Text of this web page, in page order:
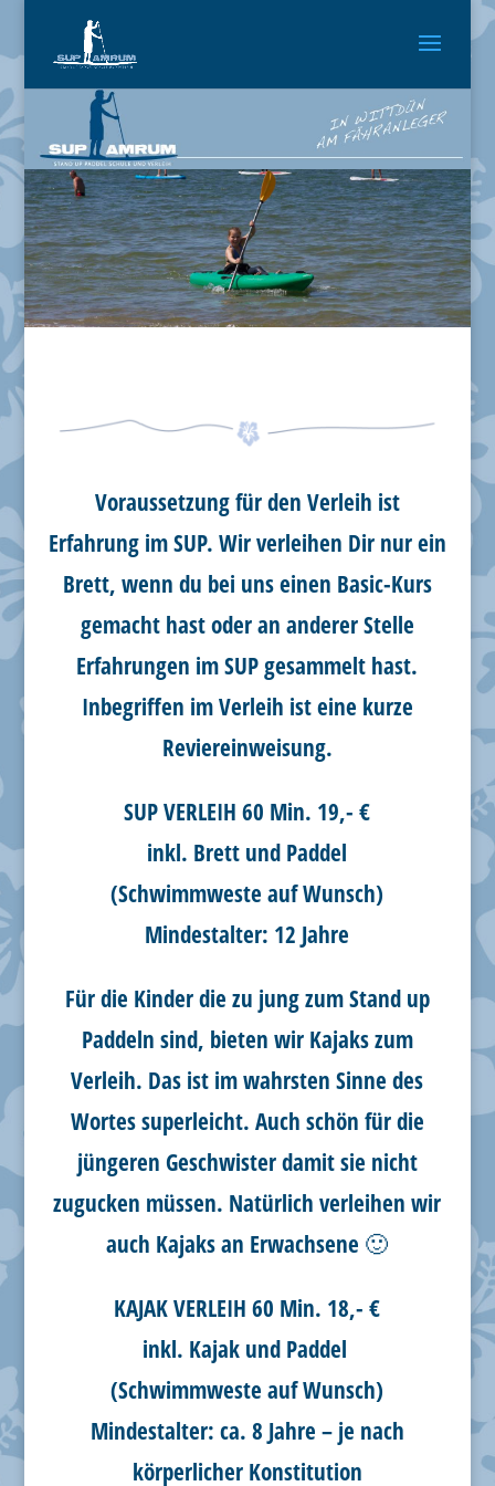
Kajakverleih
Voraussetzung für den Verleih ist
Erfahrung im SUP. Wir verleihen Dir nur ein
Brett, wenn du bei uns einen Basic-Kurs
gemacht hast oder an anderer Stelle
Erfahrungen im SUP gesammelt hast.
Inbegriffen im Verleih ist eine kurze
Reviereinweisung.
SUP VERLEIH 60 Min. 19,- €
inkl. Brett und Paddel
(Schwimmweste auf Wunsch)
Mindestalter: 12 Jahre
Für die Kinder die zu jung zum Stand up
Paddeln sind, bieten wir Kajaks zum
Verleih. Das ist im wahrsten Sinne des
Wortes superleicht. Auch schön für die
jüngeren Geschwister damit sie nicht
zugucken müssen. Natürlich verleihen wir
auch Kajaks an Erwachsene 🙂
KAJAK VERLEIH 60 Min. 18,- €
inkl. Kajak und Paddel
(Schwimmweste auf Wunsch)
Mindestalter: ca. 8 Jahre – je nach
körperlicher Konstitution